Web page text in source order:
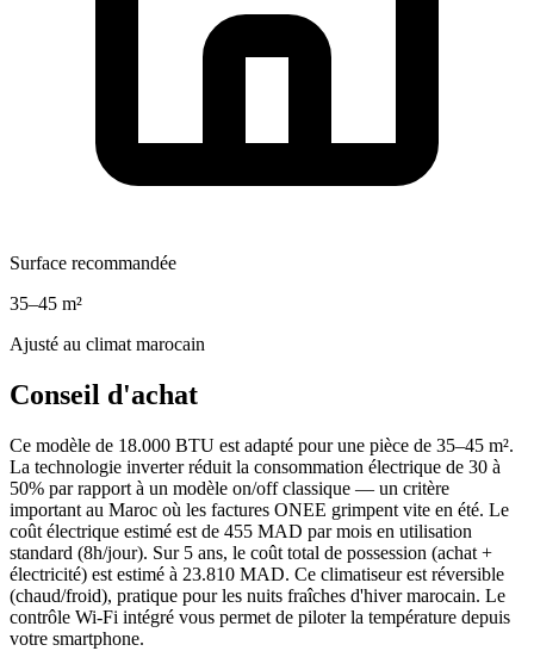
Surface recommandée
35–45 m²
Ajusté au climat marocain
Conseil d'achat
Ce modèle de 18.000 BTU est adapté pour une pièce de 35–45 m².
La technologie inverter réduit la consommation électrique de 30 à
50% par rapport à un modèle on/off classique — un critère
important au Maroc où les factures ONEE grimpent vite en été. Le
coût électrique estimé est de 455 MAD par mois en utilisation
standard (8h/jour). Sur 5 ans, le coût total de possession (achat +
électricité) est estimé à 23.810 MAD. Ce climatiseur est réversible
(chaud/froid), pratique pour les nuits fraîches d'hiver marocain. Le
contrôle Wi-Fi intégré vous permet de piloter la température depuis
votre smartphone.